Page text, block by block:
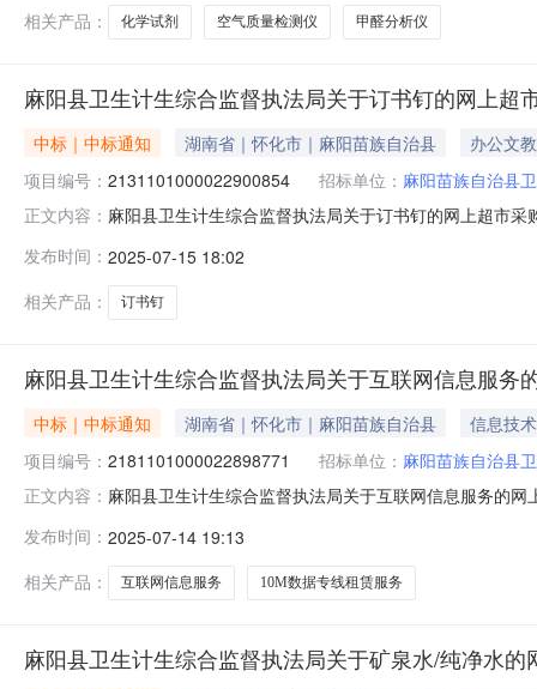
相关产品：
化学试剂 空气质量检测仪 甲醛分析仪
麻阳县卫生计生综合监督执法局关于订书钉的网上超
中标｜中标通知 湖南省｜怀化市｜麻阳苗族自治县
办公文教
项目编号： 2131101000022900854 招标单位： 麻阳苗族自治县
正文内容： 麻阳县卫生计生综合监督执法局关于订书钉的网上超市
项目所在行政区划名称:湖南省怀化市麻阳苗族自治县报
发布时间： 2025-07-15 18:02
相关产品：
订书钉
麻阳县卫生计生综合监督执法局关于互联网信息服务
中标｜中标通知 湖南省｜怀化市｜麻阳苗族自治县
信息技术
项目编号： 2181101000022898771 招标单位： 麻阳苗族自治县
正文内容： 麻阳县卫生计生综合监督执法局关于互联网信息服务的
区划编码:431226项目所在行政区划名称:湖南省怀化市
发布时间： 2025-07-14 19:13
相关产品：
互联网信息服务 10M数据专线租赁服务
麻阳县卫生计生综合监督执法局关于矿泉水/纯净水